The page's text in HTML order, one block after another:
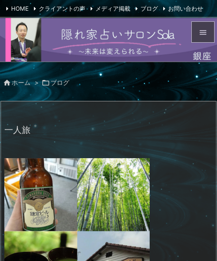


メニュ

サイド

HOME クライアントの声 メディア掲載 ブログ お問い合わせ
会社概要
ホーム > ブログ
一人旅